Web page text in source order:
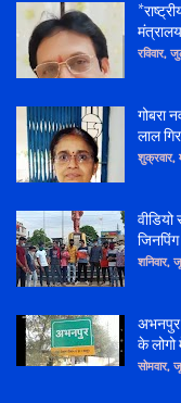
रविवार,
गोबरा
लाल
शुक्रवार,
अभनपुर
के